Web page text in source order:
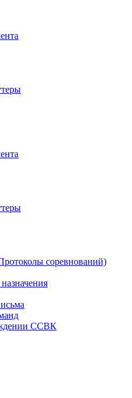
соревнований)
ССВК